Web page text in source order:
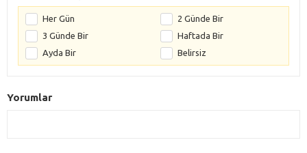
Her Gün
2 Günde Bir
3 Günde Bir
Haftada Bir
Ayda Bir
Belirsiz
Yorumlar